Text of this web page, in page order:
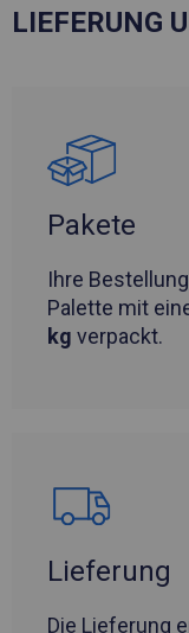
LIEFERUNG
Pakete
Ihre
Palette mit
kg verpackt.
Lieferung
Die Lieferung